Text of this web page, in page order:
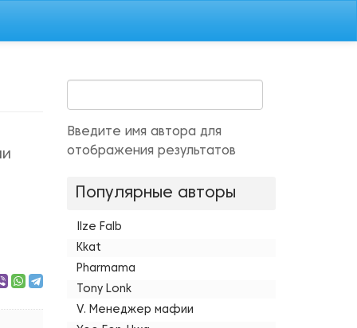
Введите имя автора для
отображения результатов
Популярные авторы
Ilze Falb
Kkat
Pharmama
Tony Lonk
V. Менеджер мафии